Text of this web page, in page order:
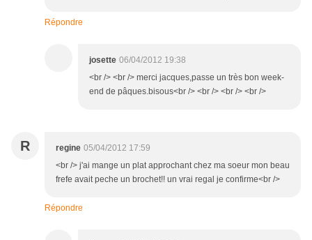
Répondre
josette 06/04/2012 19:38
<br /> <br /> merci jacques,passe un très bon week-
end de pâques.bisous<br /> <br /> <br /> <br />
R regine 05/04/2012 17:59
<br /> j'ai mange un plat approchant chez ma soeur mon beau
frefe avait peche un brochet!! un vrai regal je confirme<br />
Répondre